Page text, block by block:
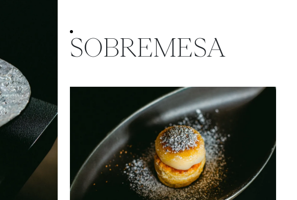
SOBREMESA